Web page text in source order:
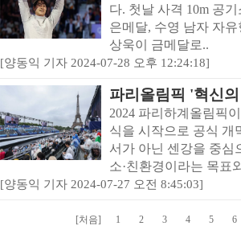
다. 첫날 사격 10m 공
은메달, 수영 남자 자
상욱이 금메달로..
[양동익 기자 2024-07-28 오후 12:24:18]
파리올림픽 '혁신
2024 파리하계올림픽
식을 시작으로 공식 개
서가 아닌 센강을 중심
소·친환경이라는 목표
[양동익 기자 2024-07-27 오전 8:45:03]
[처음] 1 2 3 4 5 6